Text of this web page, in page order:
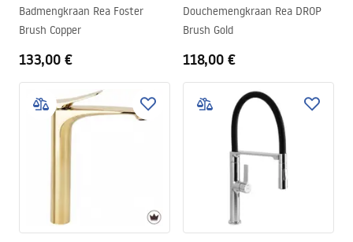
Badmengkraan Rea Foster
Brush Copper
133,00 €
Douchemengkraan Rea DROP
Brush Gold
118,00 €